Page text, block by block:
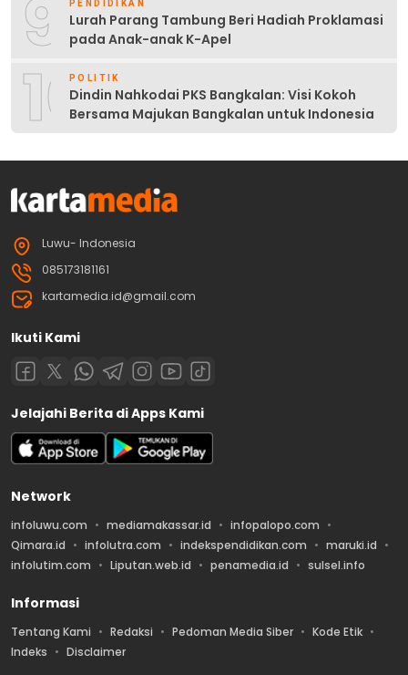
9 PENDIDIKAN
Lurah Parang Tambung Beri Hadiah Proklamasi
pada Anak-anak K-Apel
10POLITIK
Dindin Nahkodai PKS Bangkalan: Visi Kokoh
Bersama Majukan Bangkalan untuk Indonesia
Luwu- Indonesia
085173181161
kartamedia.id@gmail.com
Ikuti Kami
Jelajahi Berita di Apps Kami
Network
infoluwu.com mediamakassar.id
infopalopo.com
Qimara.id
infolutra.com indekspendidikan.com
maruki.id
infolutim.com
Liputan.web.id penamedia.id sulsel.info
Informasi
Tentang Kami Redaksi Pedoman Media Siber
Kode Etik
Indeks
Disclaimer